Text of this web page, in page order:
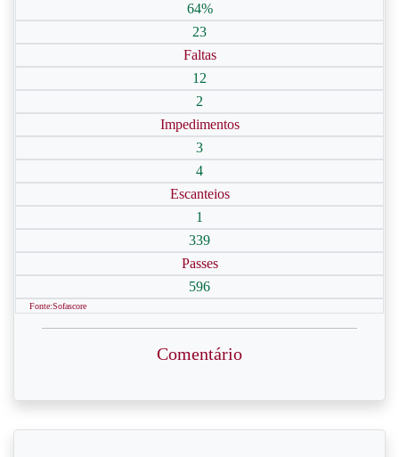
64%
23
Faltas
12
2
Impedimentos
3
4
Escanteios
1
339
Passes
596
Fonte:Sofascore
Comentário